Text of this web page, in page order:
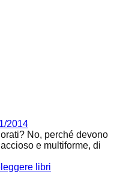
2014
No, perché devono
e multiforme, di
leggere libri